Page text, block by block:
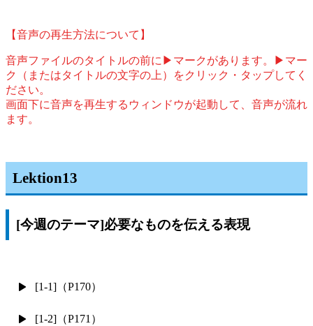
【音声の再生方法について】
音声ファイルのタイトルの前に▶マークがあります。▶マー
ク（またはタイトルの文字の上）をクリック・タップしてく
ださい。
画面下に音声を再生するウィンドウが起動して、音声が流れ
ます。
Lektion13
[今週のテーマ]必要なものを伝える表現
[1-1]（P170）
[1-2]（P171）